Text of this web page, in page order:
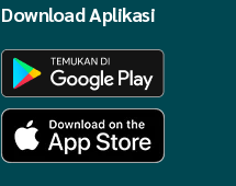
Download Aplikasi